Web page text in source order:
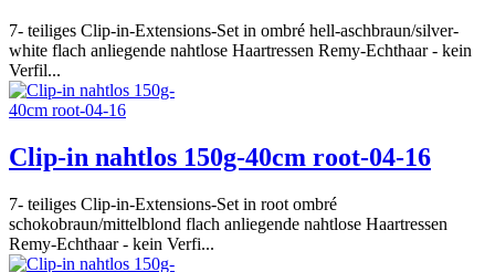
7- teiliges Clip-in-Extensions-Set in ombré hell-aschbraun/silver-
white flach anliegende nahtlose Haartressen Remy-Echthaar - kein
Verfil...
Clip-in nahtlos 150g-40cm root-04-16
7- teiliges Clip-in-Extensions-Set in root ombré
schokobraun/mittelblond flach anliegende nahtlose Haartressen
Remy-Echthaar - kein Verfi...